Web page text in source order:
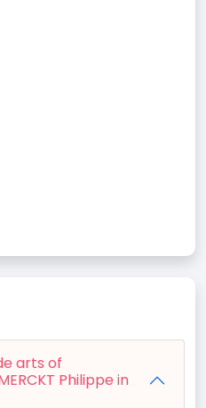
arts of
Philippe in